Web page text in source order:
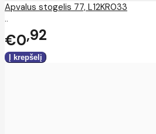
Apvalus stogelis 77, L12KR033
..
€0 92